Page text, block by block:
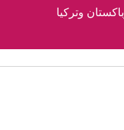
وتركيا
للدفاع المشترك"